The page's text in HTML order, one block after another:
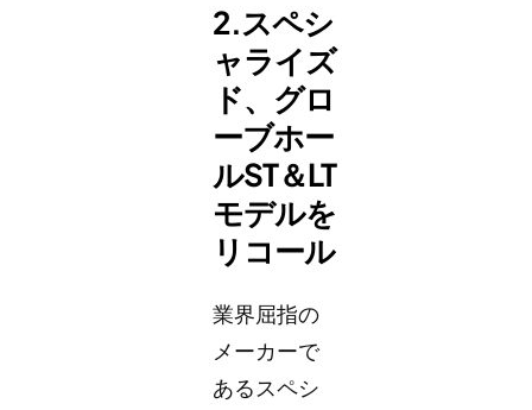
2.スペシ
ャライズ
ド、グロ
ーブホー
ルST＆LT
モデルを
リコール
業界屈指の
メーカーで
あるスペシ